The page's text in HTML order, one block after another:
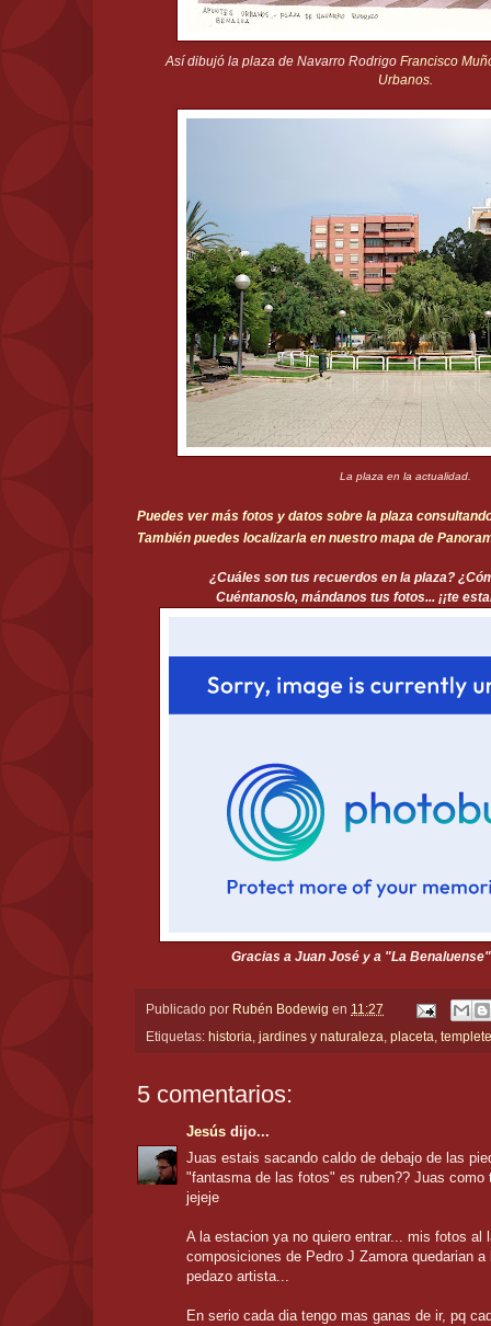
Así dibujó la plaza de Navarro Rodrigo Francisco
Urbanos.
La plaza en la actualidad.
Puedes ver más fotos y datos sobre la plaza
También puedes localizarla en nuestro mapa de
¿Cuáles son tus recuerdos en la plaza?
Cuéntanoslo, mándanos tus fotos... ¡¡te
Gracias a Juan José y a "La
Publicado por Rubén Bodewig en 11:27
Etiquetas: historia, jardines y naturaleza, placeta, templete
5 comentarios:
Jesús dijo...
Juas estais sacando caldo de debajo de las
"fantasma de las fotos" es ruben?? Juas como
jejeje
A la estacion ya no quiero entrar... mis fotos al
composiciones de Pedro J Zamora quedarian
pedazo artista...
En serio cada dia tengo mas ganas de ir, pq